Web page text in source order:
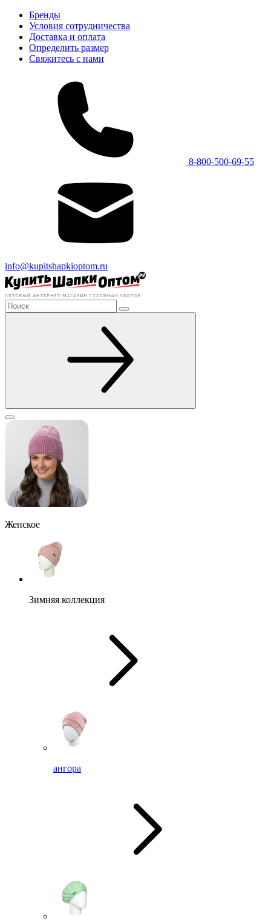
Бренды
Условия сотрудничества
Доставка и оплата
Определить размер
Свяжитесь с нами
8-800-500-69-55
info@kupitshapkioptom.ru
Женское
Зимняя коллекция
ангора